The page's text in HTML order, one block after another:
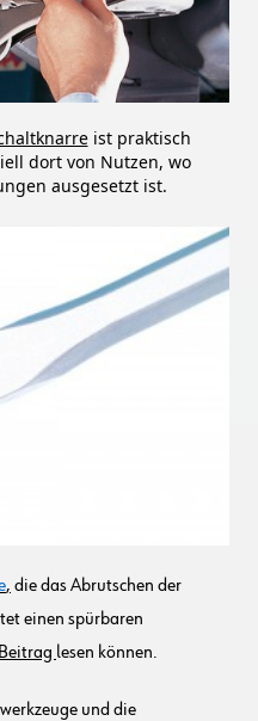
ist praktisch
dort von Nutzen, wo
ausgesetzt ist.
, die das Abrutschen der
einen spürbaren
Beitrag lesen können.
und die